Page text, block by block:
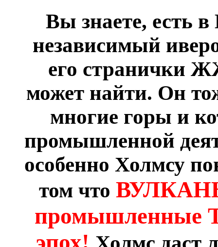
Вы знаете, есть
независимый
его странички
может найти. Он
многие горы и
промышленной
особенно Холмсу
том что ВУЛКАНЫ
промышленные